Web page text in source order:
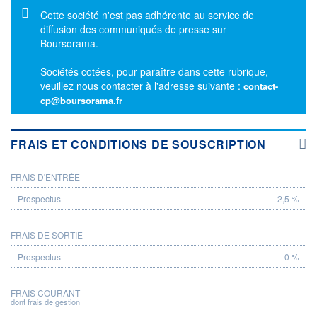
Message d'information
Cette société n'est pas adhérente au service de
diffusion des communiqués de presse sur
Boursorama.
Sociétés cotées, pour paraître dans cette rubrique,
veuillez nous contacter à l'adresse suivante : contact-
cp@boursorama.fr
FRAIS ET CONDITIONS DE SOUSCRIPTION
PROSPECTUS
FRAIS D'ENTRÉE
2,5 %
FRAIS DE SORTIE
0 %
FRAIS COURANT
dont frais de gestion